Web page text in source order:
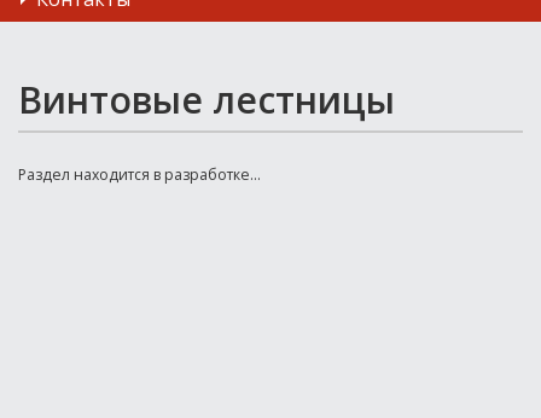
Винтовые лестницы
Раздел находится в разработке...